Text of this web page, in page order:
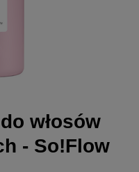
włosów
- So!Flow